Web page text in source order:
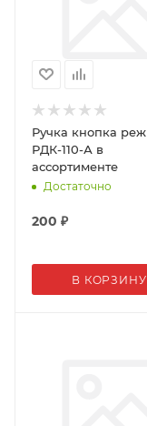
Ручка кнопка реж
РДК-110-А в
ассортименте
Достаточно
200 ₽
В КОРЗИНУ